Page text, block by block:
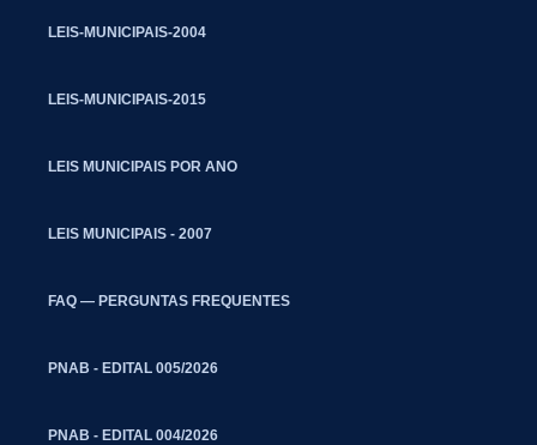
LEIS-MUNICIPAIS-2004
LEIS-MUNICIPAIS-2015
LEIS MUNICIPAIS POR ANO
LEIS MUNICIPAIS - 2007
FAQ — PERGUNTAS FREQUENTES
PNAB - EDITAL 005/2026
PNAB - EDITAL 004/2026